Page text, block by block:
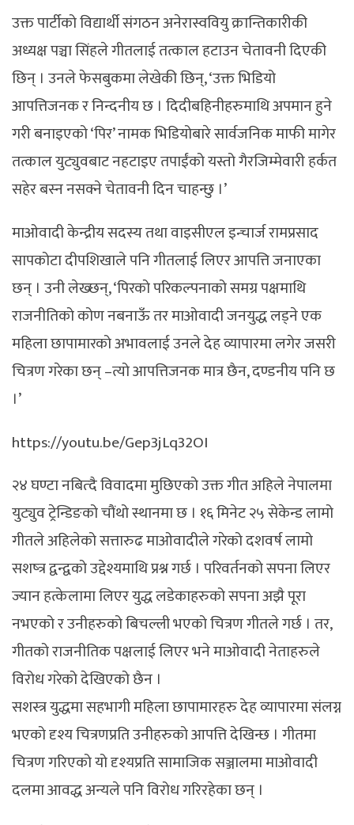
उक्त पार्टीको विद्यार्थी संगठन अनेरास्ववियु क्रान्तिकारीकी
अध्यक्ष पञ्चा सिंहले गीतलाई तत्काल हटाउन चेतावनी दिएकी
छिन् । उनले फेसबुकमा लेखेकी छिन्, ‘उक्त भिडियो
आपत्तिजनक र निन्दनीय छ । दिदीबहिनीहरुमाथि अपमान हुने
गरी बनाइएको ‘पिर’ नामक भिडियोबारे सार्वजनिक माफी मागेर
तत्काल युट्युवबाट नहटाइए तपाईंको यस्तो गैरजिम्मेवारी हर्कत
सहेर बस्न नसक्ने चेतावनी दिन चाहन्छु ।’
माओवादी केन्द्रीय सदस्य तथा वाइसीएल इन्चार्ज रामप्रसाद
सापकोटा दीपशिखाले पनि गीतलाई लिएर आपत्ति जनाएका
छन् । उनी लेख्छन्, ‘पिरको परिकल्पनाको समग्र पक्षमाथि
राजनीतिको कोण नबनाऊँ तर माओवादी जनयुद्ध लड्ने एक
महिला छापामारको अभावलाई उनले देह व्यापारमा लगेर जसरी
चित्रण गरेका छन् –त्यो आपत्तिजनक मात्र छैन, दण्डनीय पनि छ
।’
https://youtu.be/Gep3jLq32OI
२४ घण्टा नबित्दै विवादमा मुछिएको उक्त गीत अहिले नेपालमा
युट्युव ट्रेन्डिङको चौंथो स्थानमा छ । १६ मिनेट २५ सेकेन्ड लामो
गीतले अहिलेको सत्तारुढ माओवादीले गरेको दशवर्ष लामो
सशष्त्र द्वन्द्वको उद्देश्यमाथि प्रश्न गर्छ । परिवर्तनको सपना लिएर
ज्यान हत्केलामा लिएर युद्ध लडेकाहरुको सपना अझै पूरा
नभएको र उनीहरुको बिचल्ली भएको चित्रण गीतले गर्छ । तर,
गीतको राजनीतिक पक्षलाई लिएर भने माओवादी नेताहरुले
विरोध गरेको देखिएको छैन ।
सशस्त्र युद्धमा सहभागी महिला छापामारहरु देह व्यापारमा संलग्न
भएको दृश्य चित्रणप्रति उनीहरुको आपत्ति देखिन्छ । गीतमा
चित्रण गरिएको यो दृश्यप्रति सामाजिक सञ्जालमा माओवादी
दलमा आवद्ध अन्यले पनि विरोध गरिरहेका छन् ।